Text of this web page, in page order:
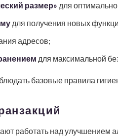
размер» для
для получения новых
адресов;
для максимальной
базовые правила
работать над улучшением